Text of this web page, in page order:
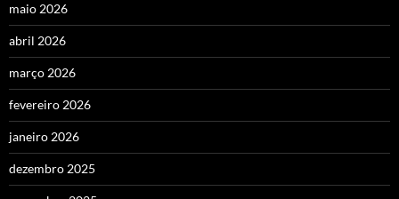
maio 2026
abril 2026
março 2026
fevereiro 2026
janeiro 2026
dezembro 2025